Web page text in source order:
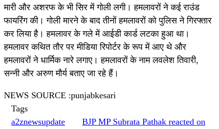
मारी और अशरफ के भी सिर में गोली लगी। हमलावरों ने कई राउंड
फायरिंग की। गोली मारने के बाद तीनों हमलावरों को पुलिस ने गिरफ्तार
कर लिया है। हमलावर के गले में आईडी कार्ड लटका हुआ था।
हमलावर कथित तौर पर मीडिया रिपोर्टर के रूप में आए थे और
हमलावरों ने धार्मिक नारे लगाए। हमलावरों के नाम लवलेश तिवारी,
सन्नी और अरुण मौर्य बताए जा रहे हैं।
NEWS SOURCE :punjabkesari
Tags
a2znewsupdate
BJP MP Subrata Pathak reacted on